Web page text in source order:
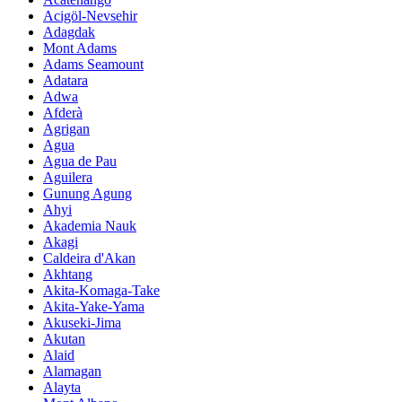
Acigöl-Nevsehir
Adagdak
Mont Adams
Adams Seamount
Adatara
Adwa
Afderà
Agrigan
Agua
Agua de Pau
Aguilera
Gunung Agung
Ahyi
Akademia Nauk
Akagi
Caldeira d'Akan
Akhtang
Akita-Komaga-Take
Akita-Yake-Yama
Akuseki-Jima
Akutan
Alaid
Alamagan
Alayta